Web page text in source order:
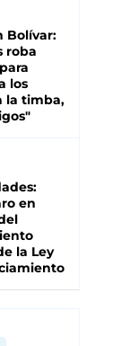
Bolívar:
roba
los
la timba,
en
la Ley